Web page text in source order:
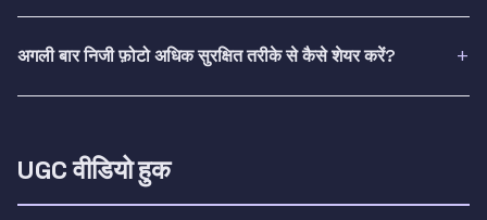
अगली बार निजी फ़ोटो अधिक सुरक्षित तरीके से कैसे शेयर करें?
UGC वीडियो हुक